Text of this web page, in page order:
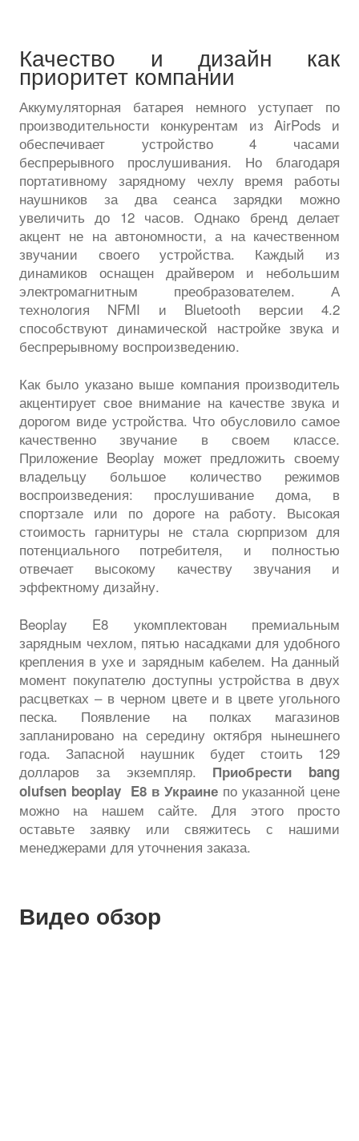
Качество и дизайн как
приоритет компании
Аккумуляторная батарея немного уступает по
производительности конкурентам из AirPods и
обеспечивает устройство 4 часами
беспрерывного прослушивания. Но благодаря
портативному зарядному чехлу время работы
наушников за два сеанса зарядки можно
увеличить до 12 часов. Однако бренд делает
акцент не на автономности, а на качественном
звучании своего устройства. Каждый из
динамиков оснащен драйвером и небольшим
электромагнитным преобразователем. А
технология NFMI и Bluetooth версии 4.2
способствуют динамической настройке звука и
беспрерывному воспроизведению.
Как было указано выше компания производитель
акцентирует свое внимание на качестве звука и
дорогом виде устройства. Что обусловило самое
качественно звучание в своем классе.
Приложение Beoplay может предложить своему
владельцу большое количество режимов
воспроизведения: прослушивание дома, в
спортзале или по дороге на работу. Высокая
стоимость гарнитуры не стала сюрпризом для
потенциального потребителя, и полностью
отвечает высокому качеству звучания и
эффектному дизайну.
Beoplay E8 укомплектован премиальным
зарядным чехлом, пятью насадками для удобного
крепления в ухе и зарядным кабелем. На данный
момент покупателю доступны устройства в двух
расцветках – в черном цвете и в цвете угольного
песка. Появление на полках магазинов
запланировано на середину октября нынешнего
года. Запасной наушник будет стоить 129
долларов за экземпляр. Приобрести bang
olufsen beoplay E8 в Украинепо указанной цене
можно на нашем сайте. Для этого просто
оставьте заявку или свяжитесь с нашими
менеджерами для уточнения заказа.
Видео обзор